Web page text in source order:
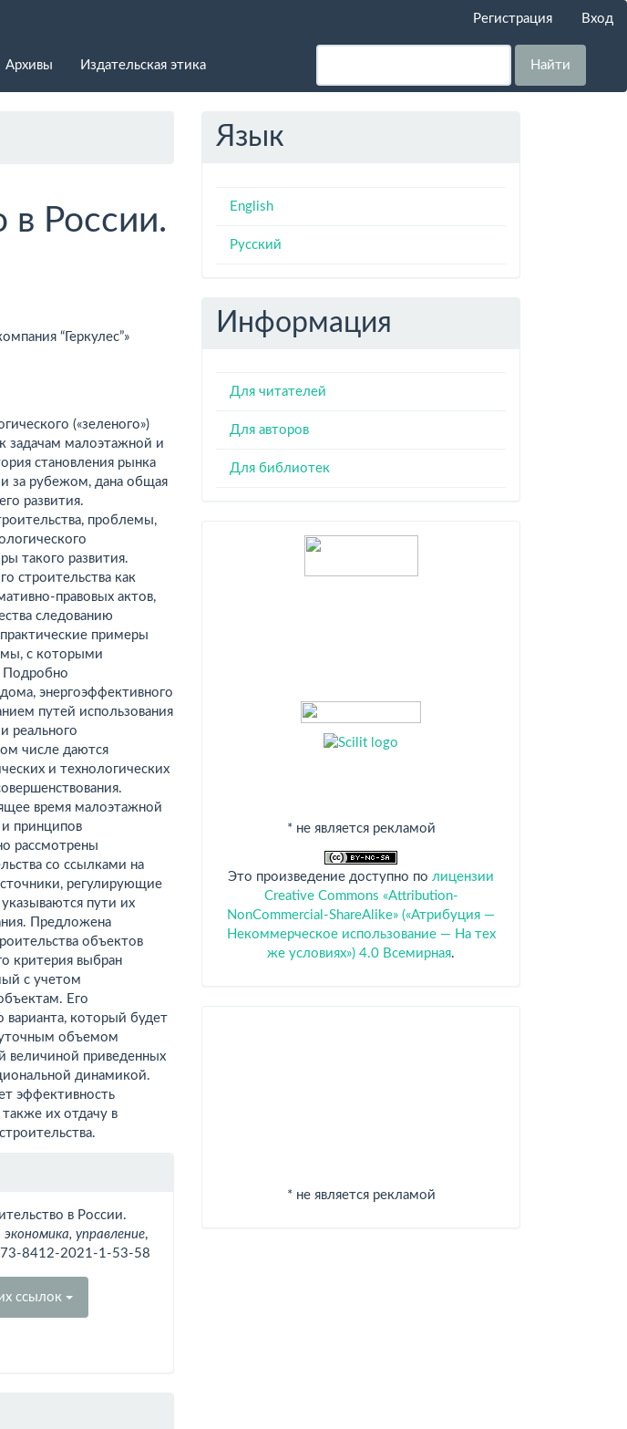
Регистрация Вход
Архивы Издательская этика Найти
в России.
“Геркулес”»
(«зеленого»)
задачам малоэтажной и
становления рынка
и за рубежом, дана общая
развития.
проблемы,
такого развития.
строительства как
правовых актов,
следованию
примеры
с которыми
Подробно
энергоэффективного
путей использования
реального
числе даются
и технологических
время малоэтажной
и принципов
рассмотрены
со ссылками на
регулирующие
пути их
Предложена
объектов
критерия выбран
с учетом
Его
варианта, который будет
объемом
величиной приведенных
динамикой.
эффективность
их отдачу в
в России.
управление,
8412-2021-1-53-58
ссылок
Язык
English
Русский
Информация
Для читателей
Для авторов
Для библиотек
Индексация
* не является рекламой
Это произведение доступно по лицензии
Creative Commons «Attribution-
NonCommercial-ShareAlike» («Атрибуция —
Некоммерческое использование — На тех
же условиях») 4.0 Всемирная.
* не является рекламой